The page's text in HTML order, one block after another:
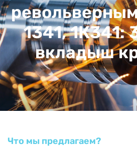
1341, 1К341:
вкладыш
Что мы предлагаем?